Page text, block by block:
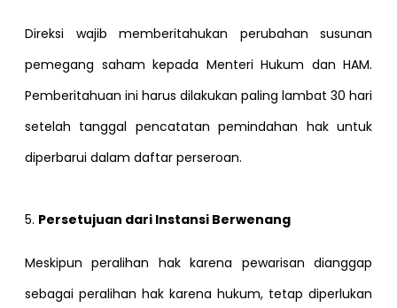
Direksi wajib memberitahukan perubahan susunan
pemegang saham kepada Menteri Hukum dan HAM.
Pemberitahuan ini harus dilakukan paling lambat 30 hari
setelah tanggal pencatatan pemindahan hak untuk
diperbarui dalam daftar perseroan.
5. Persetujuan dari Instansi Berwenang
Meskipun peralihan hak karena pewarisan dianggap
sebagai peralihan hak karena hukum, tetap diperlukan